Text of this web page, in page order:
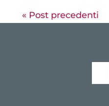
« Post precedenti